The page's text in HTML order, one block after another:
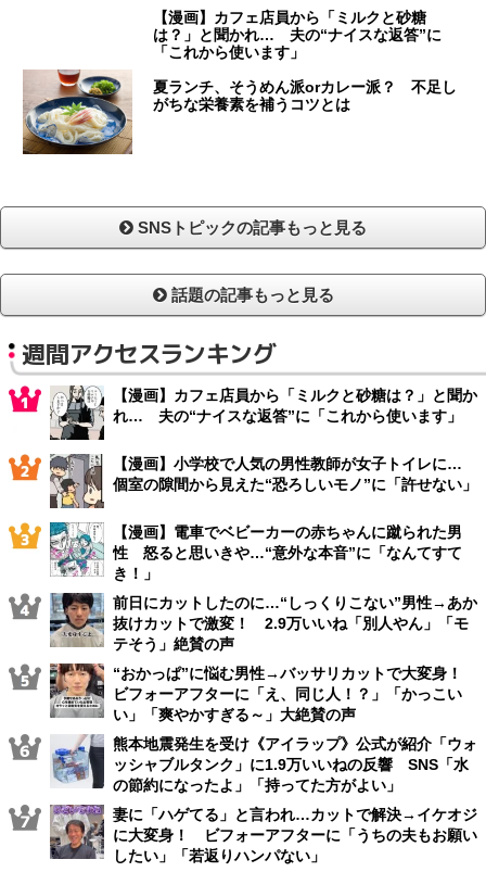
【漫画】カフェ店員から「ミルクと砂糖
は？」と聞かれ… 夫の“ナイスな返答”に
「これから使います」
夏ランチ、そうめん派orカレー派？ 不足し
がちな栄養素を補うコツとは
SNSトピックの記事もっと見る
話題の記事もっと見る
週間アクセスランキング
【漫画】カフェ店員から「ミルクと砂糖は？」と聞か
れ… 夫の“ナイスな返答”に「これから使います」
【漫画】小学校で人気の男性教師が女子トイレに…
個室の隙間から見えた“恐ろしいモノ”に「許せない」
【漫画】電車でベビーカーの赤ちゃんに蹴られた男
性 怒ると思いきや…“意外な本音”に「なんてすて
き！」
前日にカットしたのに…“しっくりこない”男性→あか
抜けカットで激変！ 2.9万いいね「別人やん」「モ
テそう」絶賛の声
“おかっぱ”に悩む男性→バッサリカットで大変身！
ビフォーアフターに「え、同じ人！？」「かっこい
い」「爽やかすぎる～」大絶賛の声
熊本地震発生を受け《アイラップ》公式が紹介「ウォ
ッシャブルタンク」に1.9万いいねの反響 SNS「水
の節約になったよ」「持ってた方がよい」
妻に「ハゲてる」と言われ…カットで解決→イケオジ
に大変身！ ビフォーアフターに「うちの夫もお願い
したい」「若返りハンパない」